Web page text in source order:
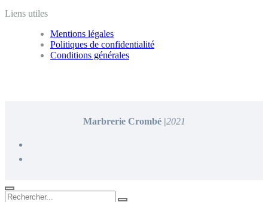
Liens utiles
Mentions légales
Politiques de confidentialité
Conditions générales
Marbrerie Crombé |2021
Rechercher...